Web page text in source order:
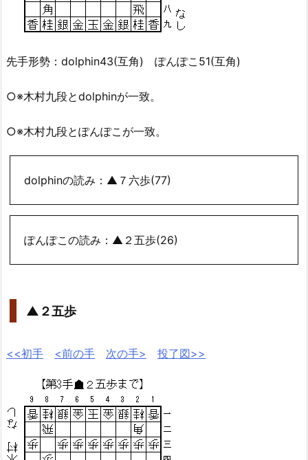
先手形勢：dolphin43(互角) ぽんぽこ51(互角)
○※木村九段とdolphinが一致。
○※木村九段とぽんぽこが一致。
dolphinの読み：▲７六歩(77)
ぽんぽこの読み：▲２五歩(26)
▲２五歩
<<初手 <前の手 次の手> 投了図>>